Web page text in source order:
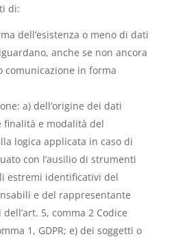
di:
dell’esistenza o meno di dati
anche se non ancora
comunicazione in forma
a) dell’origine dei dati
finalità e modalità del
logica applicata in caso di
con l’ausilio di strumenti
estremi identificativi del
e del rappresentante
5, comma 2 Codice
1, GDPR; e) dei soggetti o